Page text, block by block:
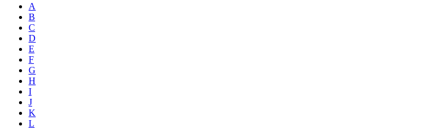
A
B
C
D
E
F
G
H
I
J
K
L